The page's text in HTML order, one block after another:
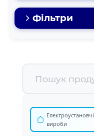
Фільтри
Електроустановчі
вироби